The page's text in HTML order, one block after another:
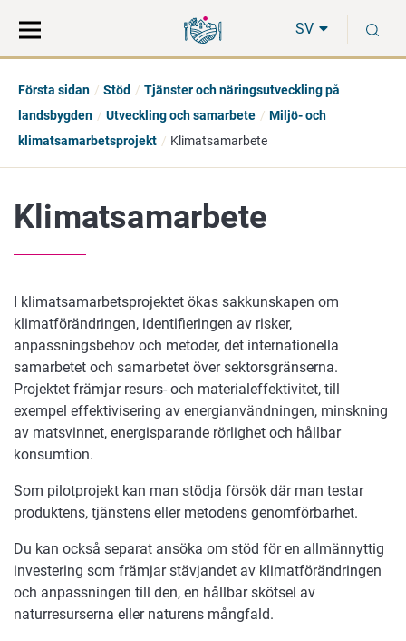
direkt
till
på
hela
SV
Första sidan Stöd
Tjänster och näringsutveckling på
landsbygden
Utveckling och samarbete
Miljö- och
klimatsamarbetsprojekt
Klimatsamarbete
Klimatsamarbete
I klimatsamarbetsprojektet ökas sakkunskapen om
klimatförändringen, identifieringen av risker,
anpassningsbehov och metoder, det internationella
samarbetet och samarbetet över sektorsgränserna.
Projektet främjar resurs- och materialeffektivitet, till
exempel effektivisering av energianvändningen, minskning
av matsvinnet, energisparande rörlighet och hållbar
konsumtion.
Som pilotprojekt kan man stödja försök där man testar
produktens, tjänstens eller metodens genomförbarhet.
Du kan också separat ansöka om stöd för en allmännyttig
investering som främjar stävjandet av klimatförändringen
och anpassningen till den, en hållbar skötsel av
naturresurserna eller naturens mångfald.